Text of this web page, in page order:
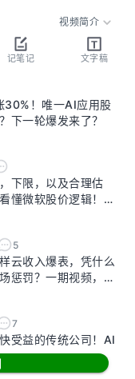
视频简介
记笔记 文字稿
30%！唯一AI应用股
下一轮爆发来了？
下限，以及合理估
懂微软股价逻辑！
5
云收入爆表，凭什么
惩罚？一期视频，告
7
受益的传统公司！AI
跌过后正是买入机